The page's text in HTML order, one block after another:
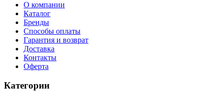
О компании
Каталог
Бренды
Способы оплаты
Гарантия и возврат
Доставка
Контакты
Оферта
Категории